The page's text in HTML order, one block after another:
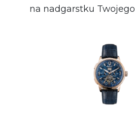
na nadgarstku Twojego